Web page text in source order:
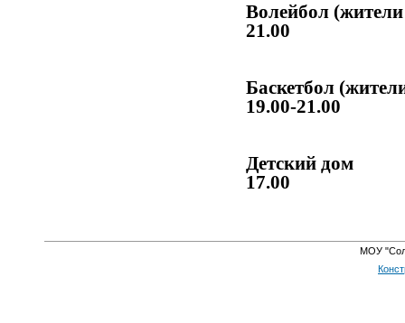
Волейбол
21.00
Баскетбол
19.00-21.00
Детский
17.00
МОУ